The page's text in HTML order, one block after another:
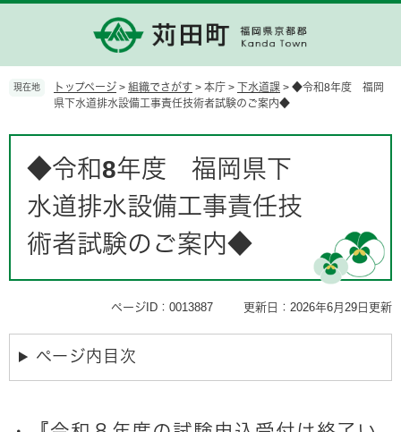
の
す。
ー
し
現在地 トップページ > 組織でさがす > 本庁 > 下水道課 > ◆令和8年度 福岡
県下水道排水設備工事責任技術者試験のご案内◆
◆令和8年度 福岡県下
水道排水設備工事責任技
術者試験のご案内◆
ページID：0013887 更新日：2026年6月29日更新
ページ内目次